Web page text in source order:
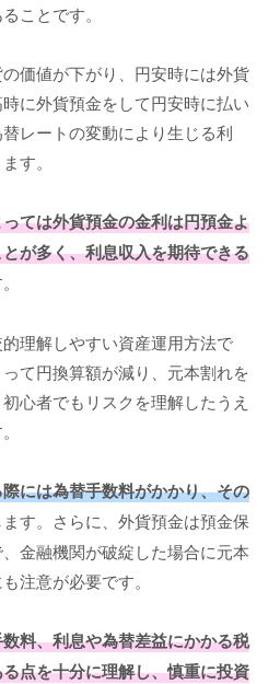
ことです。
価値が下がり、円安時には外貨
に外貨預金をして円安時に払い
レートの変動により生じる利
す。
ては外貨預金の金利は円預金よ
が多く、利息収入を期待できる
理解しやすい資産運用方法で
て円換算額が減り、元本割れを
心者でもリスクを理解したうえ
には為替手数料がかかり、その
ます。さらに、外貨預金は預金保
金融機関が破綻した場合に元本
注意が必要です。
料、利息や為替差益にかかる税
点を十分に理解し、慎重に投資